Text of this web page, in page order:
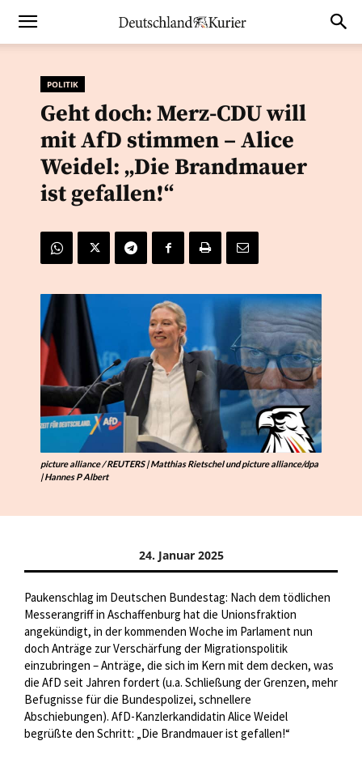
POLITIK
Geht doch: Merz-CDU will
mit AfD stimmen – Alice
Weidel: „Die Brandmauer
ist gefallen!“
picture alliance / REUTERS | Matthias Rietschel und picture alliance/dpa
| Hannes P Albert
24. Januar 2025
Paukenschlag im Deutschen Bundestag: Nach dem tödlichen
Messerangriff in Aschaffenburg hat die Unionsfraktion
angekündigt, in der kommenden Woche im Parlament nun
doch Anträge zur Verschärfung der Migrationspolitik
einzubringen – Anträge, die sich im Kern mit dem decken, was
die AfD seit Jahren fordert (u.a. Schließung der Grenzen, mehr
Befugnisse für die Bundespolizei, schnellere
Abschiebungen). AfD-Kanzlerkandidatin Alice Weidel
begrüßte den Schritt: „Die Brandmauer ist gefallen!“